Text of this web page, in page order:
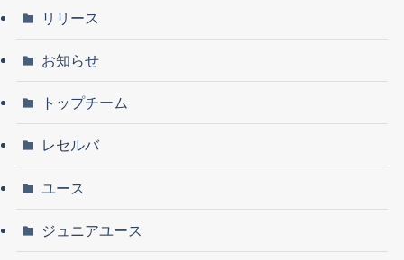
リリース
お知らせ
トップチーム
レセルバ
ユース
ジュニアユース